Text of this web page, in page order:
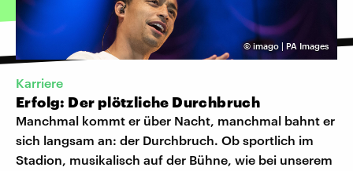
©imago | PA Images
Karriere
Erfolg: Der plötzliche Durchbruch
Manchmal kommt er über Nacht, manchmal bahnt er
sich langsam an: der Durchbruch. Ob sportlich im
Stadion, musikalisch auf der Bühne, wie bei unserem